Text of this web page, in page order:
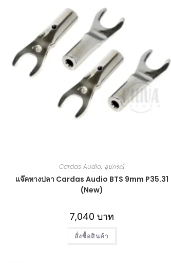
Cardas Audio, อุปกรณ์
แจ๊คหางปลา Cardas Audio BTS 9mm P35.31
(New)
7,040 บาท
สั่งซื้อสินค้า